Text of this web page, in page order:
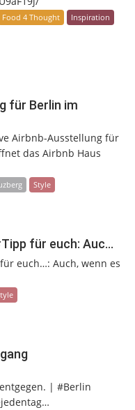
Food 4 Thought
Inspiration
für Berlin im
Airbnb-Ausstellung für
das Airbnb Haus
Style
für euch: Auc…
euch…: Auch, wenn es
| #Berlin